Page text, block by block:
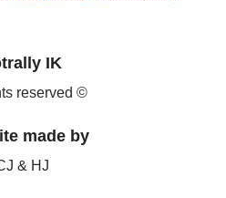
IK
reserved ©
made by
& HJ